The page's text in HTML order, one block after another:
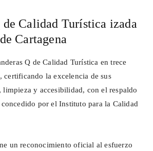
de Calidad Turística izada
Cartagena
Q de Calidad Turística en trece
certificando la excelencia de sus
limpieza y accesibilidad, con el respaldo
por el Instituto para la Calidad
un reconocimiento oficial al esfuerzo